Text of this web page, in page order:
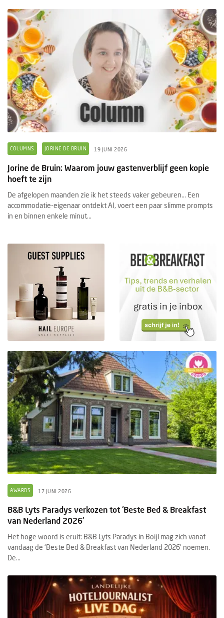
COLUMNS JORINE DE BRUIN 19 JUNI 2026
Jorine de Bruin: Waarom jouw gastenverblijf geen kopie
hoeft te zijn
De afgelopen maanden zie ik het steeds vaker gebeuren... Een
accommodatie-eigenaar ontdekt AI, voert een paar slimme prompts
in en binnen enkele minut...
AWARDS 17 JUNI 2026
B&B Lyts Paradys verkozen tot ‘Beste Bed & Breakfast
van Nederland 2026’
Het hoge woord is eruit: B&B Lyts Paradys in Boijl mag zich vanaf
vandaag de ‘Beste Bed & Breakfast van Nederland 2026’ noemen.
De...